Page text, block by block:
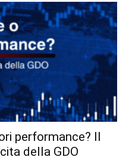
performance? Il
della GDO